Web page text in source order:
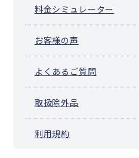
料金シミュレーター
お客様の声
よくあるご質問
取扱除外品
利用規約